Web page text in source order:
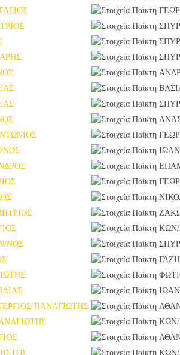
ΝΟΣ
ΝΟΣ
ΠΑΝΑΓΙΩΤΗΣ